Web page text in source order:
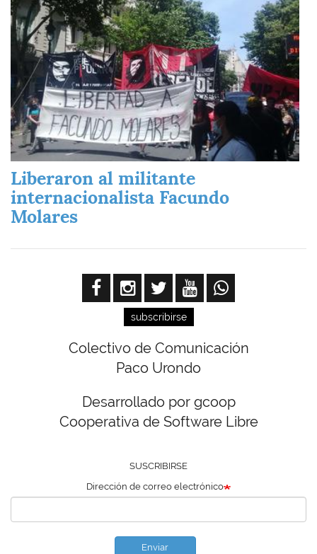
Liberaron al militante
internacionalista Facundo
Molares
subscribirse
Colectivo de Comunicación
Paco Urondo
Desarrollado por gcoop
Cooperativa de Software Libre
SUSCRIBIRSE
Dirección de correo electrónico
Enviar